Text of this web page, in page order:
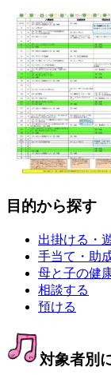
目的から探す
出掛ける・
手当て・助
母と子の健
相談する
預ける
対象者別